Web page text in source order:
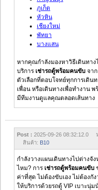
ภูเก็ต
หัวหิน
เชียงใหม่
พัทยา
บางแสน
หากคุณกำลังมองหาวิธีเดินทา
บริการ เช่ารถตู้พร้อมคนขับ จาก
ตัวเลือกที่ตอบโจทย์ทุกการเดิน
เพื่อน หรือเดินทางเพื่อทำงาน
มีทีมงานดูแลคุณตลอดเส้นทาง
Post : 2025-09-26 08:32:12.0
สินค้า: B10
กำลังวางแผนเดินทางไปต่างจั
ไหม? การ เช่ารถตู้พร้อมคนขับ
ค่าที่สุด ไม่ต้องขับเอง ไม่ต้องกั
ให้บริการด้วยรถตู้ VIP เบาะนุ่